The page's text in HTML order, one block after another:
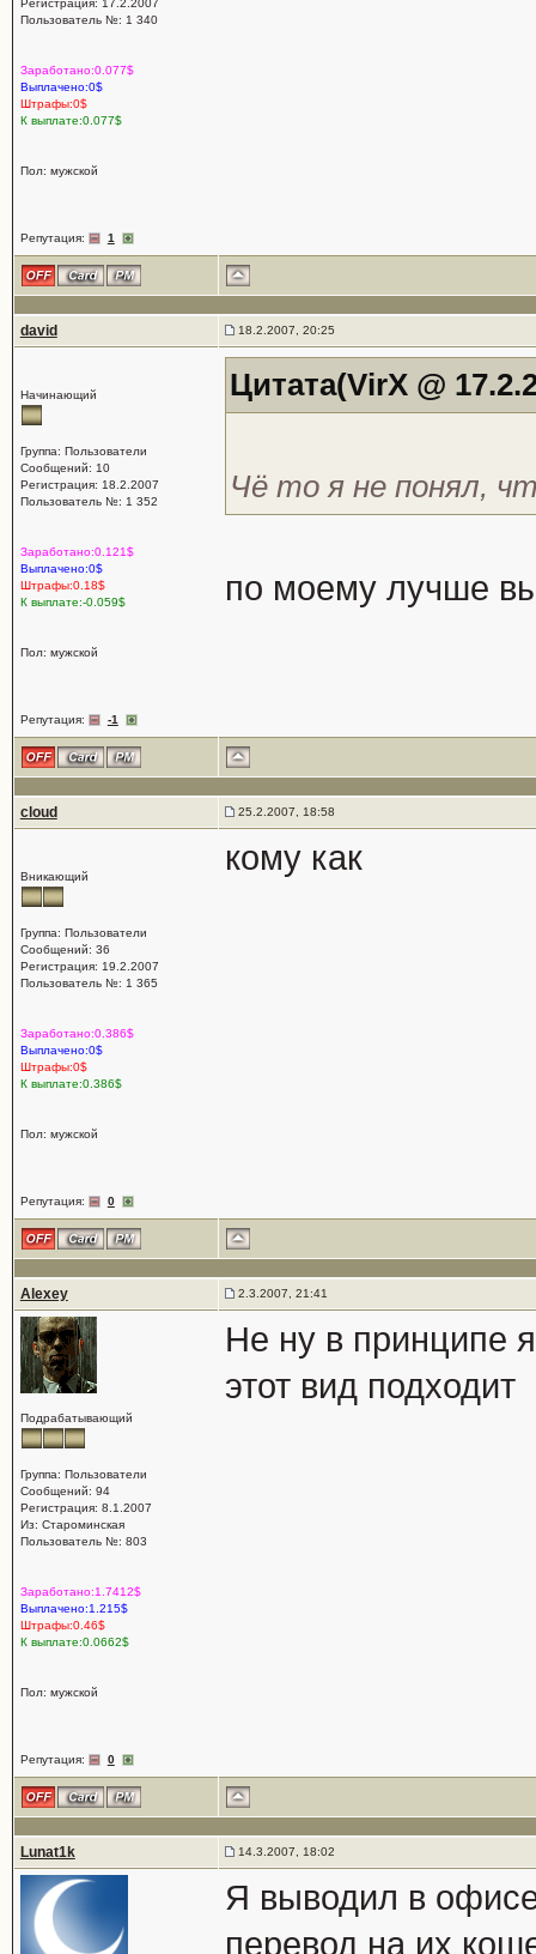
Регистрация: 17.2.2007
Пользователь №: 1 340
Заработано:0.077$
Выплачено:0$
Штрафы:0$
К выплате:0.077$
Пол: мужской
Репутация: 1
david 18.2.2007, 20:25
Начинающий
Группа: Пользователи
Сообщений: 10
Регистрация: 18.2.2007
Пользователь №: 1 352
Заработано:0.121$
Выплачено:0$
Штрафы:0.18$
К выплате:-0.059$
Пол: мужской
Репутация: -1
Цитата(VirX @
Чё то я не понял,
по моему лучше
cloud 25.2.2007, 18:58
Вникающий
Группа: Пользователи
Сообщений: 36
Регистрация: 19.2.2007
Пользователь №: 1 365
Заработано:0.386$
Выплачено:0$
Штрафы:0$
К выплате:0.386$
Пол: мужской
Репутация: 0
кому как
Alexey 2.3.2007, 21:41
Подрабатывающий
Группа: Пользователи
Сообщений: 94
Регистрация: 8.1.2007
Из: Староминская
Пользователь №: 803
Заработано:1.7412$
Выплачено:1.215$
Штрафы:0.46$
К выплате:0.0662$
Пол: мужской
Репутация: 0
Не ну в принципе
этот вид подходит
Lunat1k 14.3.2007, 18:02
Я выводил в
перевод на их